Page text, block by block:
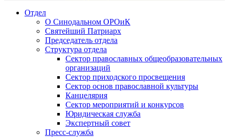
Отдел
О Синодальном ОРОиК
Святейший Патриарх
Председатель отдела
Структура отдела
Сектор православных общеобразовательных
организаций
Сектор приходского просвещения
Сектор основ православной культуры
Канцелярия
Сектор мероприятий и конкурсов
Юридическая служба
Экспертный совет
Пресс-служба